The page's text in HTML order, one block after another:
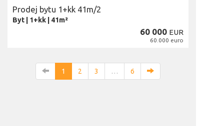
Prodej bytu 1+kk 41m/2
Byt 1+kk 41m²
60 000 EUR
60.000 euro
1 2 3 … 6